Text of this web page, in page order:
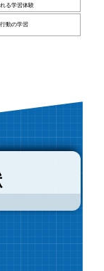
る学習体験
動の学習